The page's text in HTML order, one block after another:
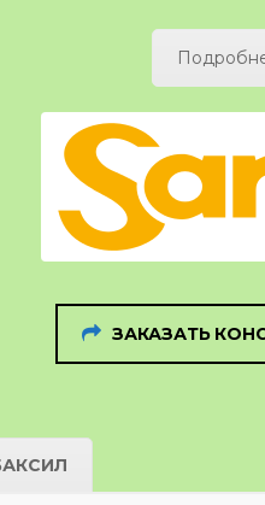
ЗАКАЗАТЬ